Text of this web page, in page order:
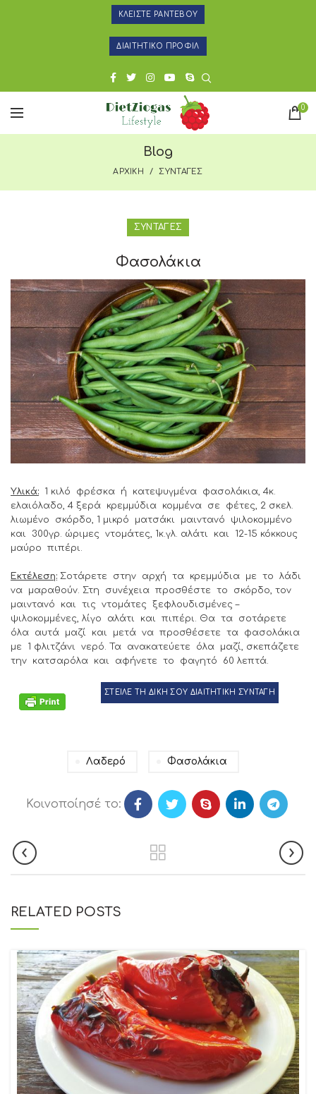
ΚΛΕΙΣΤΕ ΡΑΝΤΕΒΟΥ
ΔΙΑΙΤΗΤΙΚΟ ΠΡΟΦΙΛ
0
Blog
ΑΡΧΙΚΗ ΣΥΝΤΑΓΕΣ
ΣΥΝΤΑΓΕΣ
Φασολάκια
Υλικά: 1 κιλό φρέσκα ή κατεψυγμένα φασολάκια, 4κ.
ελαιόλαδο, 4 ξερά κρεμμύδια κομμένα σε φέτες, 2 σκελ.
λιωμένο σκόρδο, 1 μικρό ματσάκι μαιντανό ψιλοκομμένο
και 300γρ. ώριμες ντομάτες, 1κ.γλ. αλάτι και 12-15 κόκκους
μαύρο πιπέρι.
Εκτέλεση: Σοτάρετε στην αρχή τα κρεμμύδια με το λάδι
να μαραθούν. Στη συνέχεια προσθέστε το σκόρδο, τον
μαιντανό και τις ντομάτες ξεφλουδισμένες –
ψιλοκομμένες, λίγο αλάτι και πιπέρι. Θα τα σοτάρετε
όλα αυτά μαζί και μετά να προσθέσετε τα φασολάκια
με 1 φλιτζάνι νερό. Τα ανακατεύετε όλα μαζί, σκεπάζετε
την κατσαρόλα και αφήνετε το φαγητό 60 λεπτά.
ΣΤΕΙΛΕ ΤΗ ΔΙΚΗ ΣΟΥ ΔΙΑΙΤΗΤΙΚΗ ΣΥΝΤΑΓΗ
Λαδερό Φασολάκια
Κοινοποίησέ το:
RELATED POSTS